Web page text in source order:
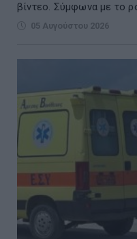
βίντεο. Σύμφωνα με το
05 Αυγούστου 2026